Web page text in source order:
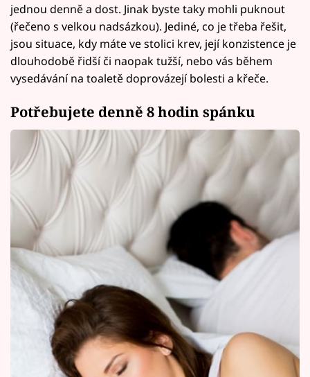
jednou denně a dost. Jinak byste taky mohli puknout
(řečeno s velkou nadsázkou). Jediné, co je třeba řešit,
jsou situace, kdy máte ve stolici krev, její konzistence je
dlouhodobě řidší či naopak tužší, nebo vás během
vysedávání na toaletě doprovázejí bolesti a křeče.
Potřebujete denně 8 hodin spánku